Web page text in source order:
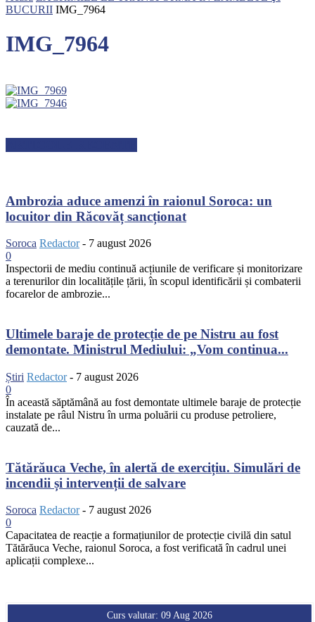
BUCURII IMG_7964
IMG_7964
Ambrozia aduce amenzi în raionul Soroca: un
locuitor din Răcovăț sancționat
Soroca Redactor - 7 august 2026
0
Inspectorii de mediu continuă acțiunile de verificare și monitorizare
a terenurilor din localitățile țării, în scopul identificării și combaterii
focarelor de ambrozie...
Ultimele baraje de protecție de pe Nistru au fost
demontate. Ministrul Mediului: „Vom continua...
Știri Redactor - 7 august 2026
0
În această săptămână au fost demontate ultimele baraje de protecție
instalate pe râul Nistru în urma poluării cu produse petroliere,
cauzată de...
Tătărăuca Veche, în alertă de exercițiu. Simulări de
incendii și intervenții de salvare
Soroca Redactor - 7 august 2026
0
Capacitatea de reacție a formațiunilor de protecție civilă din satul
Tătărăuca Veche, raionul Soroca, a fost verificată în cadrul unei
aplicații complexe...
Curs valutar: 09 Aug 2026